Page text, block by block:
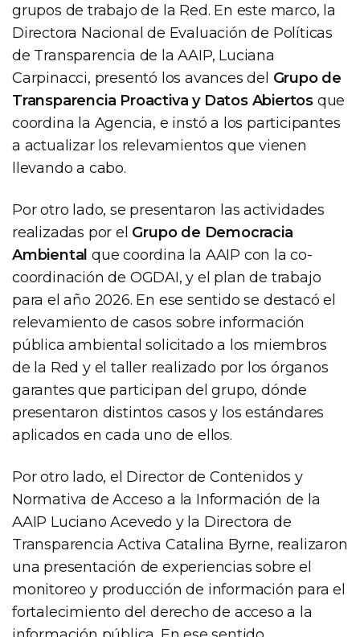
grupos de trabajo de la Red. En este marco, la
Directora Nacional de Evaluación de Políticas
de Transparencia de la AAIP, Luciana
Carpinacci, presentó los avances del Grupo de
Transparencia Proactiva y Datos Abiertos que
coordina la Agencia, e instó a los participantes
a actualizar los relevamientos que vienen
llevando a cabo.
Por otro lado, se presentaron las actividades
realizadas por el Grupo de Democracia
Ambiental que coordina la AAIP con la co-
coordinación de OGDAI, y el plan de trabajo
para el año 2026. En ese sentido se destacó el
relevamiento de casos sobre información
pública ambiental solicitado a los miembros
de la Red y el taller realizado por los órganos
garantes que participan del grupo, dónde
presentaron distintos casos y los estándares
aplicados en cada uno de ellos.
Por otro lado, el Director de Contenidos y
Normativa de Acceso a la Información de la
AAIP Luciano Acevedo y la Directora de
Transparencia Activa Catalina Byrne, realizaron
una presentación de experiencias sobre el
monitoreo y producción de información para el
fortalecimiento del derecho de acceso a la